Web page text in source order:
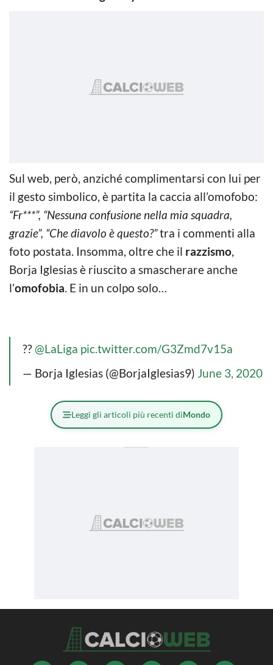
Sul web, però, anziché complimentarsi con lui per
il gesto simbolico, è partita la caccia all’omofobo:
“Fr***”, “Nessuna confusione nella mia squadra,
grazie”, “Che diavolo è questo?”tra i commenti alla
foto postata. Insomma, oltre che il razzismo,
Borja Iglesias è riuscito a smascherare anche
l’omofobia. E in un colpo solo…
??@LaLiga pic.twitter.com/G3Zmd7v15a
— Borja Iglesias (@BorjaIglesias9) June 3, 2020
Leggi gli articoli più recenti diMondo